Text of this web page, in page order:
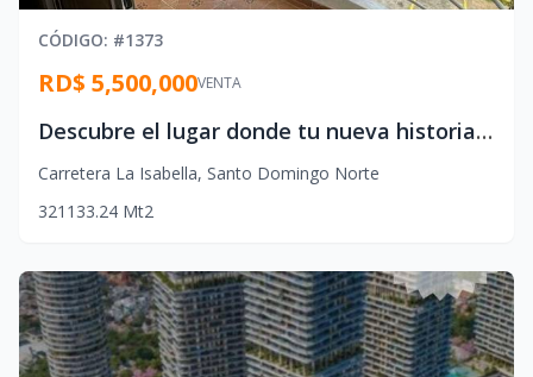
CÓDIGO: #1373
VENTA
RD$ 5,500,000
Descubre el lugar donde tu nueva historia comienza
Carretera La Isabella, Santo Domingo Norte
321 133.24 Mt2